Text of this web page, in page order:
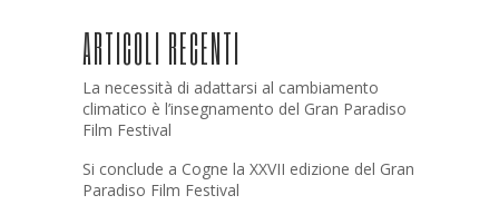
ARTICOLI RECENTI
La necessità di adattarsi al cambiamento
climatico è l’insegnamento del Gran Paradiso
Film Festival
Si conclude a Cogne la XXVII edizione del Gran
Paradiso Film Festival